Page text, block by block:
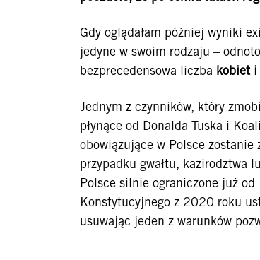
Gdy oglądałam później wyniki
jedyne w swoim rodzaju –
bezprecedensowa liczba kobiet i
Jednym z czynników, który
płynące od Donalda Tuska i
obowiązujące w Polsce
przypadku gwałtu, kazirodztwa
Polsce silnie ograniczone już
Konstytucyjnego z 2020 roku
usuwając jeden z warunków